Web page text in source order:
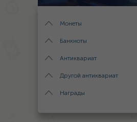
Монеты
Банкноты
Антиквариат
Другой антиквариат
Награды